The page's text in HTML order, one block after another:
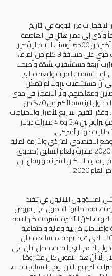
دمّر أحد أكبر الانفجارات غير النووية في التاريخ
وأدّى إلى دمارٍ هائلٍ في العاصمة
وضواحيها، موديًا بحياة 200 شخص وجرح أكثر من 6500. وسبّب الانفجار بأضرار
ماديّة في حوالي 77 ألف شقةٍ و10 آلاف مبنى على مسافة 3 كلم من المرفأ،
شخصٍ. وتضرّرت أربعة مستشفياتٍ بشدّة وأصبحت
القريبة والبعيدة التي
أنّ مستشفيات بيروت لم تتمكّن
ومعالجتهم. وأثّر الانفجار في مدى
توفّر السلع في البلد، لأنّ المرفأ هو نقطة الدخول الرئيسية لأكثر من 70% من
لبنان (منصور وأبي سليمان، 2020). وقدّر التقييم السريع للأضرار والاحتياجات
الذي أجراه البنك الدولي الأضرار المادية بقيمةٍ تتراوح بين 3.4 و4.6 مليارات دولار
الاقتصادي المتردّي والأزمة المالية
والتضخّم الذي وصل إلى أكثر من 85% في 2020 مقارنةً بالعام السابق (صندوق
من تراجع في قدرة السكان الشرائية وارتفاع في
اللبنانيون في تنفيذ
فقد طالبوا بالحصول على قروض
لكنّ الأخيرة اشترطت كلها تنفيذ
ضريبية ومالية واجتماعية.
وخلال مؤتمر "سيدر" في نيسان/أبريل 2018، الذي عُقِد بهدف مساعدة لبنان
لدعم البنى التحتية، حصل لبنان على
يفوق الـ11 مليار دولار. إلّا أنّ هذا التمويل كان مشروطًا
التزم بها لبنان. وفي السياق نفسه،